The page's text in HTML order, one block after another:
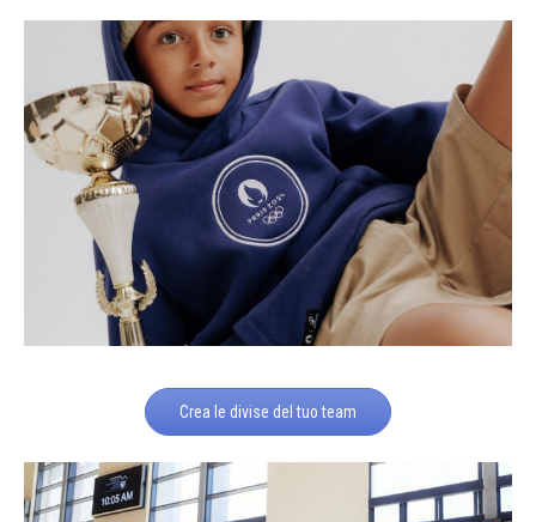
Crea le divise del tuo team